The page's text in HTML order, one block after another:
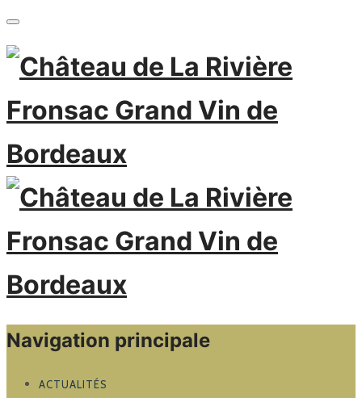
Navigation principale
ACTUALITÉS